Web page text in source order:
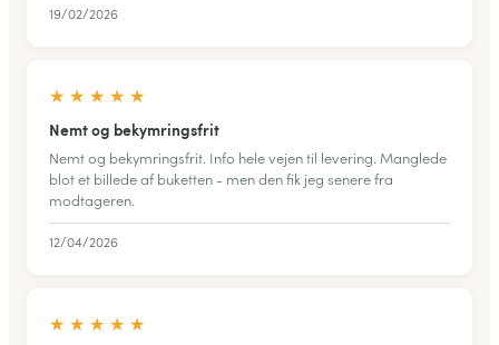
19/02/2026
★ ★ ★ ★ ★
Nemt og bekymringsfrit
Nemt og bekymringsfrit. Info hele vejen til levering. Manglede
blot et billede af buketten - men den fik jeg senere fra
modtageren.
12/04/2026
★ ★ ★ ★ ★